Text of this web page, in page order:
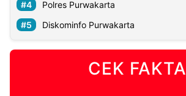
Polres Purwakarta
Diskominfo Purwakarta
CEK FAKTA